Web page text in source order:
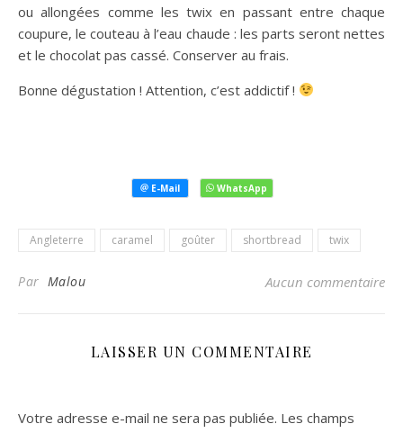
ou allongées comme les twix en passant entre chaque
coupure, le couteau à l’eau chaude : les parts seront nettes
et le chocolat pas cassé. Conserver au frais.
Bonne dégustation ! Attention, c’est addictif !
Angleterre caramel goûter shortbread twix
Par Malou Aucun commentaire
LAISSER UN COMMENTAIRE
Votre adresse e-mail ne sera pas publiée. Les champs